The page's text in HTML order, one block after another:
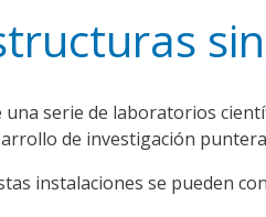
serie de laboratorios
de investigación
instalaciones se pueden